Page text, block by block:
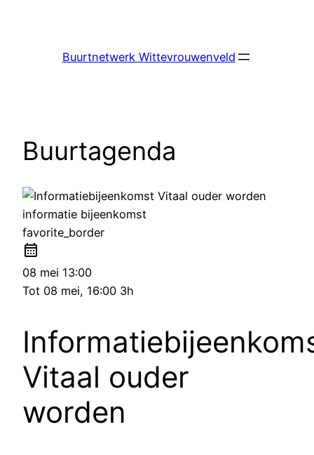
Buurtnetwerk Wittevrouwenveld
Buurtagenda
informatie bijeenkomst
favorite_border
08 mei 13:00
Tot 08 mei, 16:00 3h
Vitaal ouder
worden